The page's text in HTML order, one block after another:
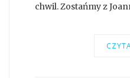
chwil. Zostańmy z